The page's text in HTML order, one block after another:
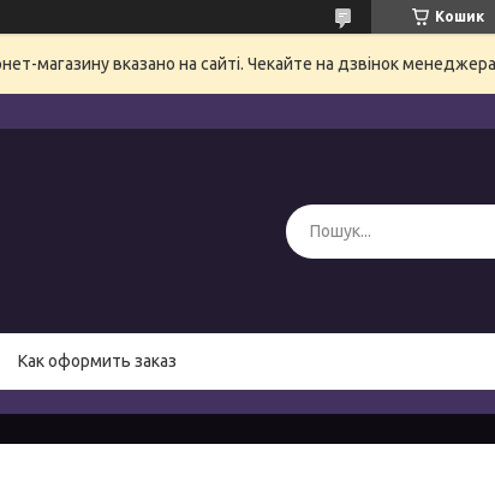
Кошик
магазину вказано на сайті. Чекайте на дзвінок
Как оформить заказ